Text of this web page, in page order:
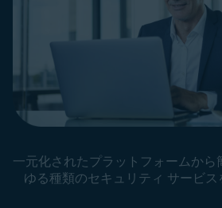
一元化されたプラットフォームから
ゆる種類のセキュリティ サービス